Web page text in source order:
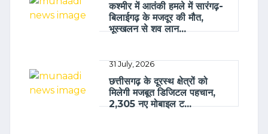
कश्मीर में आतंकी हमले में सारंगढ़-
बिलाईगढ़ के मजदूर की मौत,
भूस्खलन से शव लान...
31 July, 2026
छत्तीसगढ़ के दूरस्थ क्षेत्रों को
मिलेगी मजबूत डिजिटल पहचान,
2,305 नए मोबाइल ट...